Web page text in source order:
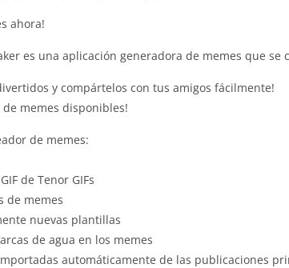
ahora!
es una aplicación generadora de memes que
y compártelos con tus amigos fácilmente!
memes disponibles!
de memes:
de Tenor GIFs
de memes
nuevas plantillas
de agua en los memes
automáticamente de las publicaciones